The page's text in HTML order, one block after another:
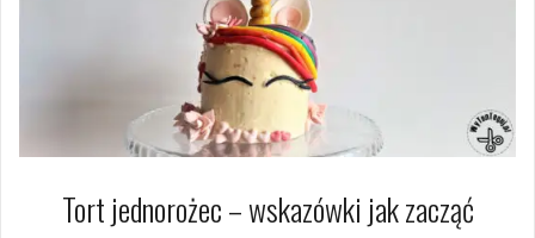
Tort jednorożec – wskazówki jak zacząć